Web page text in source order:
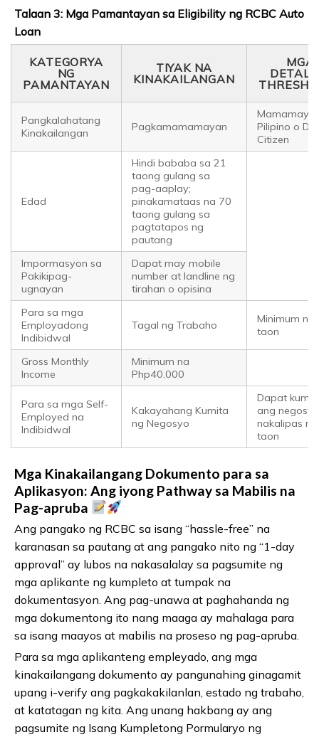
Talaan 3: Mga Pamantayan sa Eligibility ng RCBC Auto
Loan
KATEGORYA
NG
PAMANTAYAN
TIYAK NA
KINAKAILANGAN
MGA
Pangkalahatang
Kinakailangan
Pagkamamamayan
Pilipino o
Citizen
Edad
Hindi bababa sa 21
taong gulang sa
pag-aaplay;
pinakamataas na 70
taong gulang sa
pagtatapos ng
pautang
Impormasyon sa
Pakikipag-
ugnayan
Dapat may mobile
number at landline ng
tirahan o opisina
Para sa mga
Employadong
Indibidwal
Tagal ng Trabaho
Minimum na
taon
Gross Monthly
Income
Minimum na
Php40,000
Para sa mga Self-
Employed na
Indibidwal
Kakayahang Kumita
ng Negosyo
Dapat
ang
nakalipas
taon
Mga Kinakailangang Dokumento para sa
Aplikasyon: Ang iyong Pathway sa Mabilis na
Pag-apruba
Ang pangako ng RCBC sa isang “hassle-free” na
karanasan sa pautang at ang pangako nito ng “1-day
approval” ay lubos na nakasalalay sa pagsumite ng
mga aplikante ng kumpleto at tumpak na
dokumentasyon. Ang pag-unawa at paghahanda ng
mga dokumentong ito nang maaga ay mahalaga para
sa isang maayos at mabilis na proseso ng pag-apruba.
Para sa mga aplikanteng empleyado, ang mga
kinakailangang dokumento ay pangunahing ginagamit
upang i-verify ang pagkakakilanlan, estado ng trabaho,
at katatagan ng kita. Ang unang hakbang ay ang
pagsumite ng Isang Kumpletong Pormularyo ng